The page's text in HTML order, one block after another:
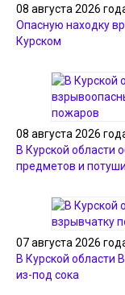
08 августа 2026
Опасную находку
Курском
08 августа 2026
В Курской области
предметов и
07 августа 2026
В Курской области
из-под сока